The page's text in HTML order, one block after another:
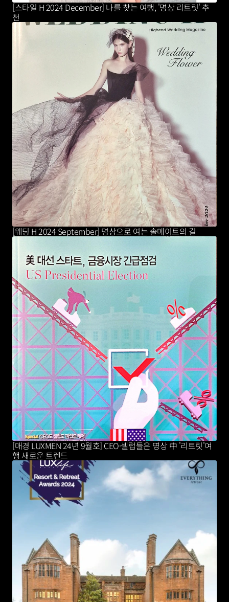
[스타일 H 2024 December] 나를 찾는 여행, '명상 리트릿' 추
천
[웨딩 H 2024 September] 명상으로 여는 솔메이트의 길
[매경 LUXMEN 24년 9월호] CEO·셀럽들은 명상 中 '리트릿'여
행 새로운 트렌드